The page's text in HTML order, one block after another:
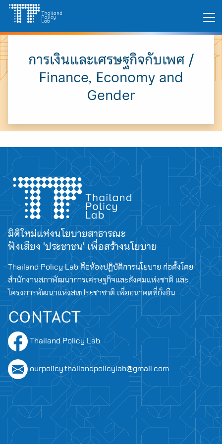
Skip
content
A A A
Search
for:
Search
for:
การเงินและเศรษฐกิจกับเพศ /
Finance, Economy and
Gender
มิติใหม่แห่งนโยบายสาธารณะ
ฟังเสียง 'ประชาชน' เพื่อสร้างนโยบาย
Thailand Policy Lab คือห้องปฏิบัติการนโยบาย ก่อตั้งโดย
สำนักงานสภาพัฒนาการเศรษฐกิจและสังคมแห่งชาติ และ
โครงการพัฒนาแห่งสหประชาชาติ เพื่ออนาคตที่ยั่งยืน
CONTACT
Thailand Policy Lab
ourpolicy.thailandpolicylab@gmail.com